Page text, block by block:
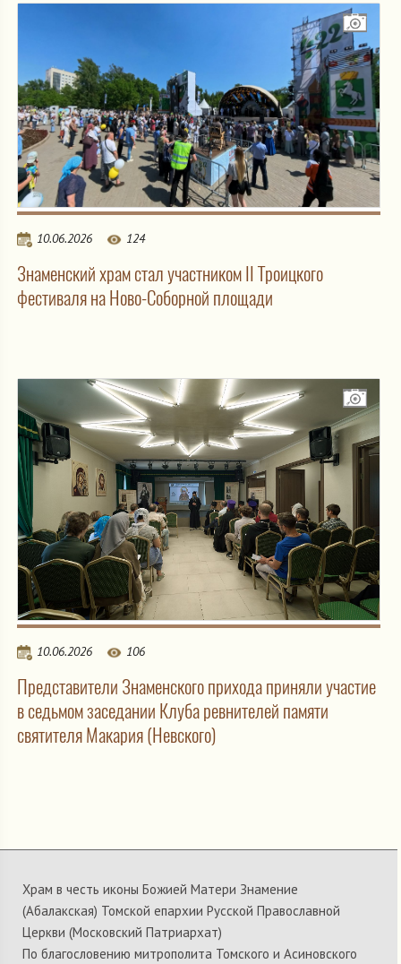
10.06.2026 124
Знаменский храм стал участником II Троицкого
фестиваля на Ново-Соборной площади
10.06.2026 106
Представители Знаменского прихода приняли участие
в седьмом заседании Клуба ревнителей памяти
святителя Макария (Невского)
Храм в честь иконы Божией Матери Знамение
(Абалакская) Томской епархии Русской Православной
Церкви (Московский Патриархат)
По благословению митрополита Томского и Асиновского